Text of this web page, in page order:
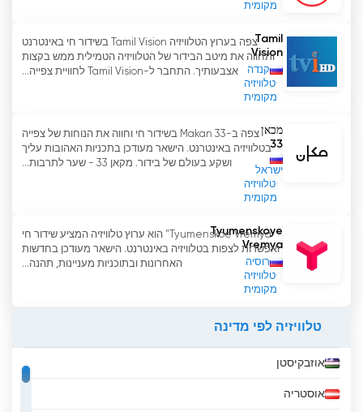
מקומית
Tamil
Vision
קנדה
טלוויזיה
מקומית
צפה בערוץ הטלוויזיה Tamil Vision בשידור חי באינטרנט
ותחווה את מיטב הבידור של הטלוויזיה הטמילית ממש בקצות
אצבעותיך. התחבר ל-Tamil Vision לחוויית צפייה...
מכאן
33
ישראל
טלוויזיה
מקומית
צפה ב-Makan 33 בשידור חי וחווה את הנוחות של צפייה
בטלוויזיה באינטרנט. הישאר מעודכן בתכניות האהובות עליך
ושקע בעולם של בידור. מקאן 33 - שער לתרבות...
Tyumenskoye
Vremya
רוסיה
טלוויזיה
מקומית
Tyumenskoe Vremya" הוא ערוץ טלוויזיה המציע שידור חי
ואפשרות לצפות בטלוויזיה באינטרנט. הישאר מעודכן בחדשות
האחרונות ובתוכניות מעניינות, תהנה...
טלוויזיה לפי מדינה
אוזבקיסטן
אוסטריה